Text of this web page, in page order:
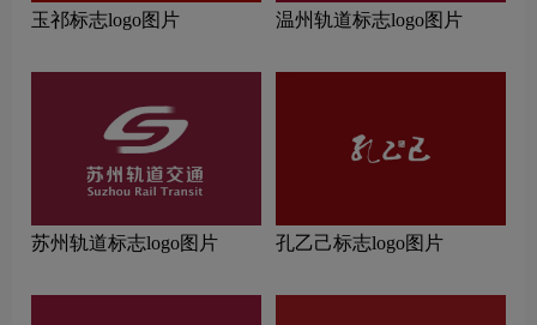
玉祁标志logo图片 温州轨道标志logo图片
苏州轨道标志logo图片 孔乙己标志logo图片